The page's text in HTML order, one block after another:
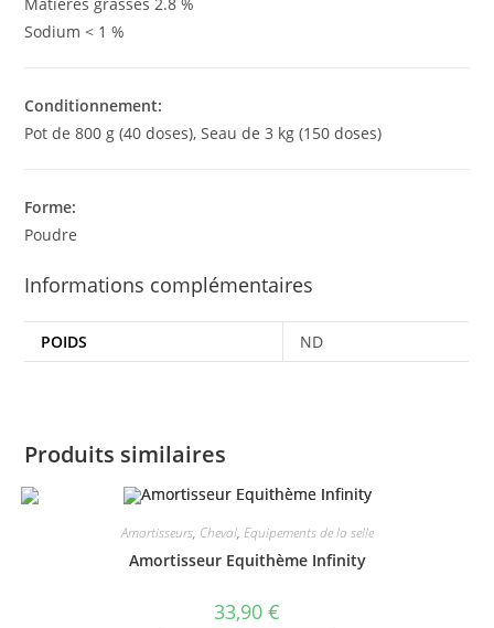
Sodium < 1 %
Conditionnement:
Pot de 800 g (40 doses), Seau de 3 kg (150 doses)
Forme:
Poudre
Informations complémentaires
POIDS ND
Produits similaires
Amortisseurs, Cheval, Equipements de la selle
Amortisseur Equithème Infinity
33,90 €